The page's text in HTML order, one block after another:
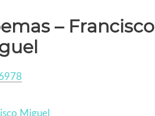
– Francisco
Miguel